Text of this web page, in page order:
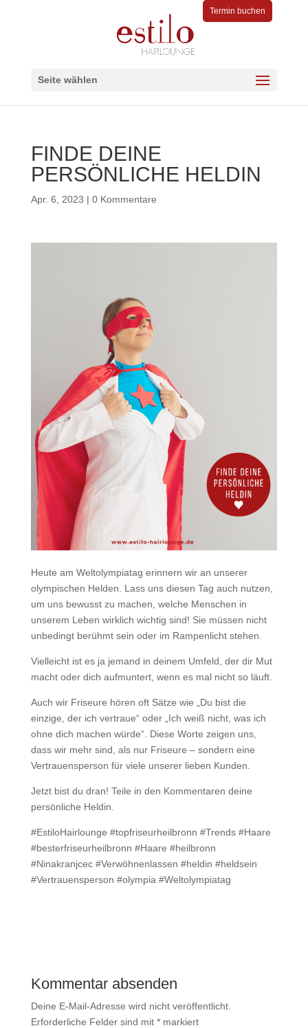
Termin buchen
Seite wählen
FINDE DEINE
PERSÖNLICHE HELDIN
Apr. 6, 2023 | 0 Kommentare
Heute am Weltolympiatag erinnern wir an unserer
olympischen Helden. Lass uns diesen Tag auch nutzen,
um uns bewusst zu machen, welche Menschen in
unserem Leben wirklich wichtig sind! Sie müssen nicht
unbedingt berühmt sein oder im Rampenlicht stehen.
Vielleicht ist es ja jemand in deinem Umfeld, der dir Mut
macht oder dich aufmuntert, wenn es mal nicht so läuft.
Auch wir Friseure hören oft Sätze wie „Du bist die
einzige, der ich vertraue“ oder „Ich weiß nicht, was ich
ohne dich machen würde“. Diese Worte zeigen uns,
dass wir mehr sind, als nur Friseure – sondern eine
Vertrauensperson für viele unserer lieben Kunden.
Jetzt bist du dran! Teile in den Kommentaren deine
persönliche Heldin.
#EstiloHairlounge #topfriseurheilbronn #Trends #Haare
#besterfriseurheilbronn #Haare #heilbronn
#Ninakranjcec #Verwöhnenlassen #heldin #heldsein
#Vertrauensperson #olympia #Weltolympiatag
Kommentar absenden
Deine E-Mail-Adresse wird nicht veröffentlicht.
Erforderliche Felder sind mit *markiert